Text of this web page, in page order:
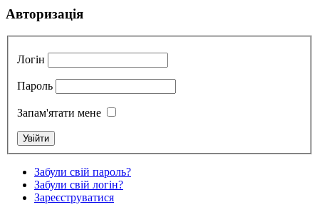
Авторизація
Логін
Пароль
Запам'ятати мене
Забули свій пароль?
Забули свій логін?
Зареєструватися